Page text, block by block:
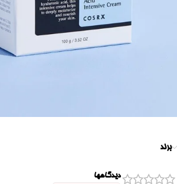
برند
دیدگاهها